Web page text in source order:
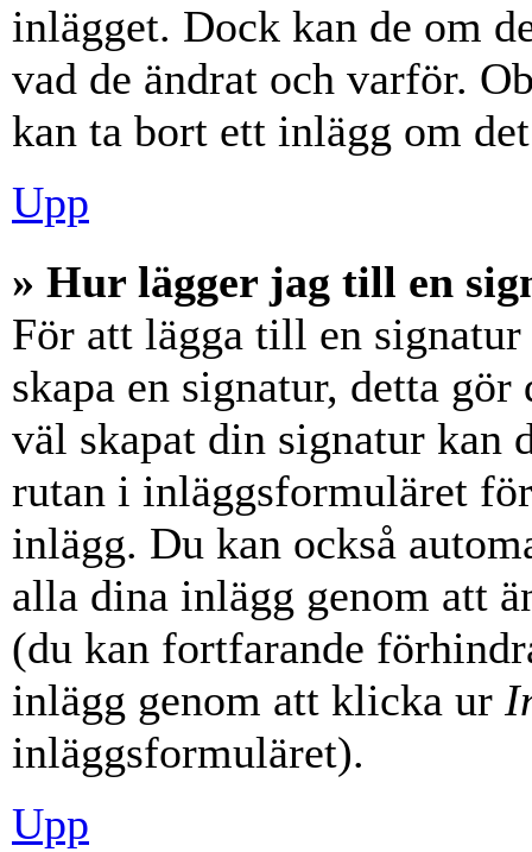
inlägget. Dock kan de om
vad de ändrat och varför.
kan ta bort ett inlägg om
Upp
» Hur lägger jag till en
För att lägga till en
skapa en signatur, detta
väl skapat din signatur kan
rutan i inläggsformuläret
inlägg. Du kan också
alla dina inlägg genom att
(du kan fortfarande
inlägg genom att klicka ur
inläggsformuläret).
Upp